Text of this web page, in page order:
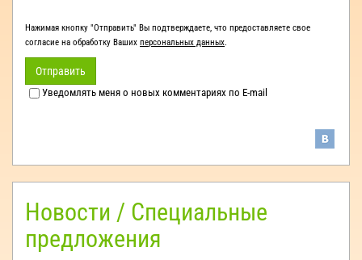
Нажимая кнопку "Отправить" Вы подтверждаете, что предоставляете свое
согласие на обработку Ваших персональных данных.
Отправить
Уведомлять меня о новых комментариях по E-mail
Новости / Специальные
предложения